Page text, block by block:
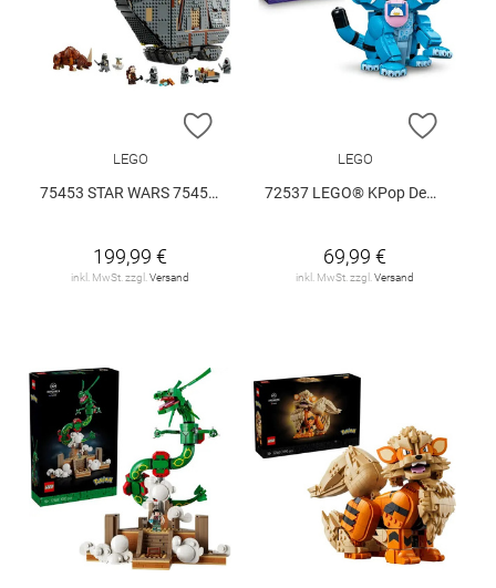
ZUR WUNSCHLISTE HINZUFÜGEN
LEGO
75453 STAR WARS 75453 V29
199,99 €
inkl. MwSt. zzgl.Versand
ZUR
LEGO
72537 LEGO® KPop Demon Hunters 72537 V29
69,99 €
inkl. MwSt. zzgl.Versand